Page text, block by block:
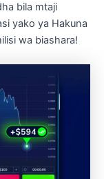
bila mtaji
yako ya Hakuna
wa biashara!